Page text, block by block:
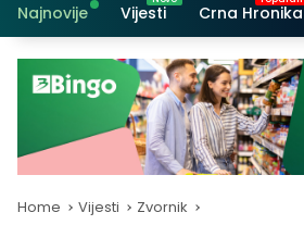
Najnovije Vijesti Crna Hronika
Home Vijesti Zvornik